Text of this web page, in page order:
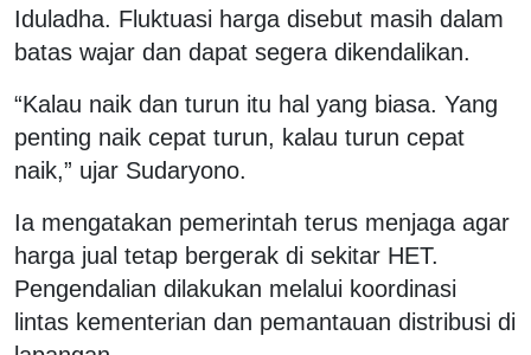
Iduladha. Fluktuasi harga disebut masih dalam
batas wajar dan dapat segera dikendalikan.
“Kalau naik dan turun itu hal yang biasa. Yang
penting naik cepat turun, kalau turun cepat
naik,” ujar Sudaryono.
Ia mengatakan pemerintah terus menjaga agar
harga jual tetap bergerak di sekitar HET.
Pengendalian dilakukan melalui koordinasi
lintas kementerian dan pemantauan distribusi di